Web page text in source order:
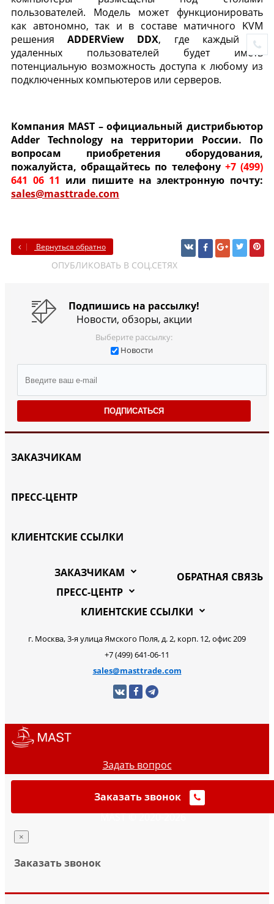
пользователей. Модель может функционировать
как автономно, так и в составе матичного KVM
решенияADDERView DDX, где каждый из
удаленных пользователей будет иметь
потенциальную возможность доступа к любому из
подключенных компьютеров или серверов.
Компания MAST – официальный дистрибьютор
Adder Technology на территории России. По
вопросам приобретения оборудования,
пожалуйста, обращайтесь по телефону +7 (499)
641 06 11 или пишите на электронную почту:
sales@masttrade.com
Вернуться обратно
ОПУБЛИКОВАТЬ В СОЦ.СЕТЯХ
Подпишись на рассылку!
Новости, обзоры, акции
Выберите рассылку:
Новости
ПОДПИСАТЬСЯ
ЗАКАЗЧИКАМ
ПРЕСС-ЦЕНТР
КЛИЕНТСКИЕ ССЫЛКИ
ОБРАТНАЯ СВЯЗЬ
ЗАКАЗЧИКАМ
ПРЕСС-ЦЕНТР
КЛИЕНТСКИЕ ССЫЛКИ
г. Москва, 3-я улица Ямского Поля, д. 2, корп. 12, офис 209
+7 (499) 641-06-11
sales@masttrade.com
Задать вопрос
Заказать звонок
MAST © 2020-2026
×
Заказать звонок